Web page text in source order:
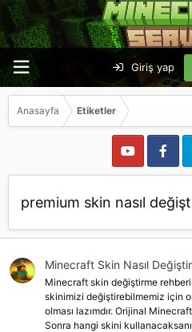
Giriş yap
Anasayfa Etiketler
premium skin nasıl
Minecraft Skin Nasıl
Minecraft skin değiştirme
skinimizi değiştirebilmemiz için
olması lazımdır. Orijinal
Sonra hangi skini